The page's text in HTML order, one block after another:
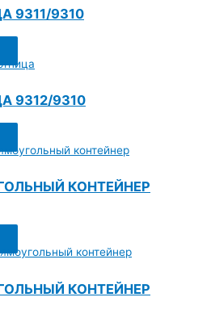
9311/9310
9312/9310
КОНТЕЙНЕР
КОНТЕЙНЕР